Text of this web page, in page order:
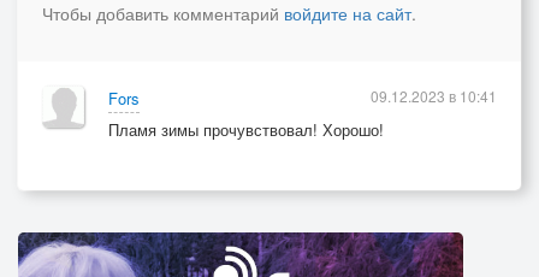
Чтобы добавить комментарий войдите на сайт.
Fors
Пламя зимы прочувствовал! Хорошо!
09.12.2023 в 10:41